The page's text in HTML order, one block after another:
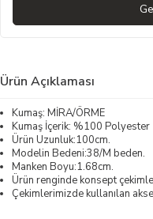
Ürün Açıklaması
Kumaş: MİRA/ÖRME
Kumaş İçerik: %100 Polyester
Ürün Uzunluk:100cm.
Modelin Bedeni:38/M beden.
Manken Boyu:1.68cm.
Ürün renginde konsept
Çekimlerimizde kullanılan